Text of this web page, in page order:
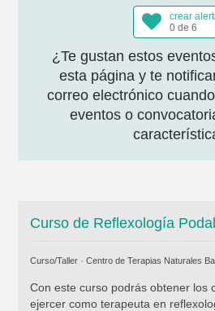
crear
0 de 6
¿Te gustan estos
esta página y te
correo electrónico
eventos o
Curso de Reflexología Podal
Curso/Taller · Centro de Terapias Naturales
Con este curso podrás obtener los
ejercer como terapeuta en